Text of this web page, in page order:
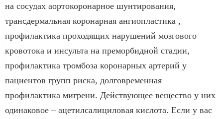
на сосудах аортокоронарное шунтирования,
трансдермальная коронарная ангиопластика ,
профилактика проходящих нарушений мозгового
кровотока и инсульта на преморбидной стадии,
профилактика тромбоза коронарных артерий у
пациентов групп риска, долговременная
профилактика мигрени. Действующее вещество у них
одинаковое – ацетилсалициловая кислота. Если у вас